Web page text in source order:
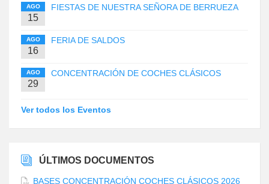
AGO
15
FIESTAS DE NUESTRA SEÑORA DE BERRUEZA
AGO
16
FERIA DE SALDOS
AGO
29
CONCENTRACIÓN DE COCHES CLÁSICOS
Ver todos los Eventos
ÚLTIMOS DOCUMENTOS
BASES CONCENTRACIÓN COCHES CLÁSICOS 2026